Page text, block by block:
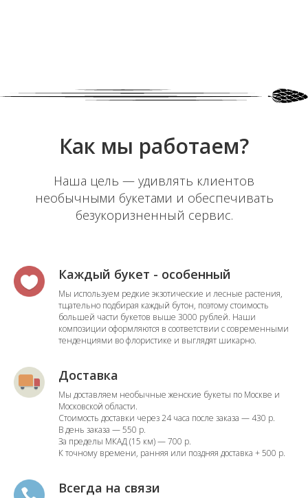
Как мы работаем?
Наша цель — удивлять клиентов
необычными букетами и обеспечивать
безукоризненный сервис.
Каждый букет - особенный
Мы используем редкие экзотические и лесные растения,
тщательно подбирая каждый бутон, поэтому стоимость
большей части букетов выше 3000 рублей. Наши
композиции оформляются в соответствии с современными
тенденциями во флористике и выглядят шикарно.
Доставка
Мы доставляем необычные женские букеты по Москве и
Московской области.
Стоимость доставки через 24 часа после заказа — 430 р.
В день заказа — 550 р.
За пределы МКАД (15 км) — 700 р.
К точному времени, ранняя или поздняя доставка + 500 р.
Всегда на связи